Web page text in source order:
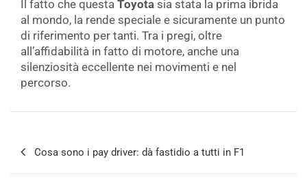
Il fatto che questa Toyota sia stata la prima ibrida
al mondo, la rende speciale e sicuramente un punto
di riferimento per tanti. Tra i pregi, oltre
all’affidabilità in fatto di motore, anche una
silenziosità eccellente nei movimenti e nel
percorso.
Cosa sono i pay driver: dà fastidio a tutti in F1